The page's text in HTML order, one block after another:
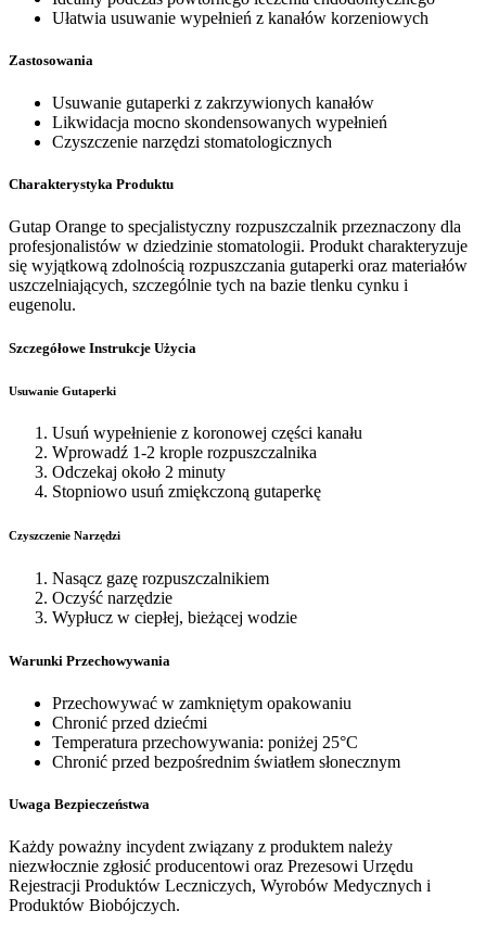
Ułatwia usuwanie wypełnień z kanałów korzeniowych
Zastosowania
Usuwanie gutaperki z zakrzywionych kanałów
Likwidacja mocno skondensowanych wypełnień
Czyszczenie narzędzi stomatologicznych
Charakterystyka Produktu
Gutap Orange to specjalistyczny rozpuszczalnik przeznaczony dla
profesjonalistów w dziedzinie stomatologii. Produkt charakteryzuje
się wyjątkową zdolnością rozpuszczania gutaperki oraz materiałów
uszczelniających, szczególnie tych na bazie tlenku cynku i
eugenolu.
Szczegółowe Instrukcje Użycia
Usuwanie Gutaperki
Usuń wypełnienie z koronowej części kanału
Wprowadź 1-2 krople rozpuszczalnika
Odczekaj około 2 minuty
Stopniowo usuń zmiękczoną gutaperkę
Czyszczenie Narzędzi
Nasącz gazę rozpuszczalnikiem
Oczyść narzędzie
Wypłucz w ciepłej, bieżącej wodzie
Warunki Przechowywania
Przechowywać w zamkniętym opakowaniu
Chronić przed dziećmi
Temperatura przechowywania: poniżej 25°C
Chronić przed bezpośrednim światłem słonecznym
Uwaga Bezpieczeństwa
Każdy poważny incydent związany z produktem należy
niezwłocznie zgłosić producentowi oraz Prezesowi Urzędu
Rejestracji Produktów Leczniczych, Wyrobów Medycznych i
Produktów Biobójczych.